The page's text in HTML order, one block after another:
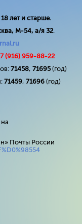
лет и старше.
М-54, а/я 32.
(916) 959-88-22
71458, 71695(год)
71459, 71696 (год)
Почты России